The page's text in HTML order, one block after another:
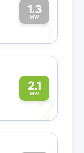
1.3
MW1
2.1
MW
2